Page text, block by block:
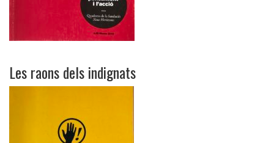
Les raons dels indignats